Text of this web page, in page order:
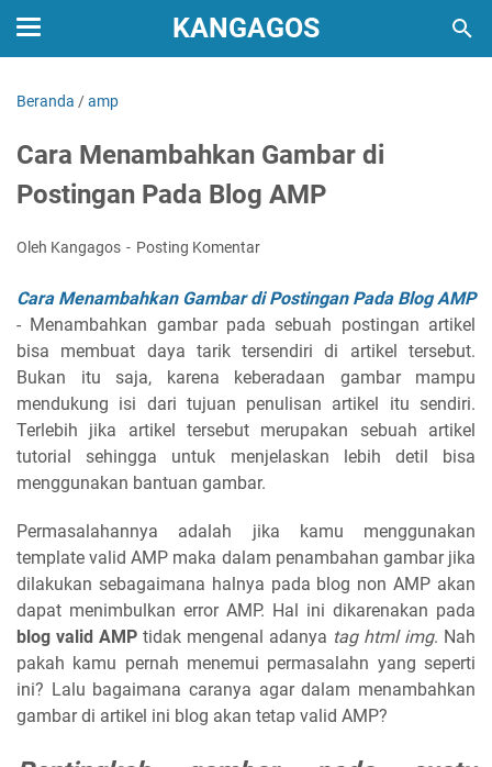
KANGAGOS
Beranda /amp
Cara Menambahkan Gambar di
Postingan Pada Blog AMP
Oleh Kangagos Posting Komentar
Cara Menambahkan Gambar di Postingan Pada Blog AMP
- Menambahkan gambar pada sebuah postingan artikel
bisa membuat daya tarik tersendiri di artikel tersebut.
Bukan itu saja, karena keberadaan gambar mampu
mendukung isi dari tujuan penulisan artikel itu sendiri.
Terlebih jika artikel tersebut merupakan sebuah artikel
tutorial sehingga untuk menjelaskan lebih detil bisa
menggunakan bantuan gambar.
Permasalahannya adalah jika kamu menggunakan
template valid AMP maka dalam penambahan gambar jika
dilakukan sebagaimana halnya pada blog non AMP akan
dapat menimbulkan error AMP. Hal ini dikarenakan pada
blog valid AMP tidak mengenal adanya tag html img. Nah
pakah kamu pernah menemui permasalahn yang seperti
ini? Lalu bagaimana caranya agar dalam menambahkan
gambar di artikel ini blog akan tetap valid AMP?